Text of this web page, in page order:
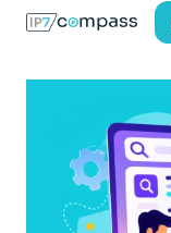
Aller